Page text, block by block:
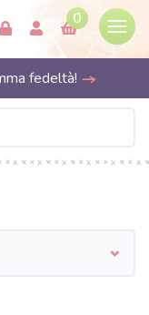
0
fedeltà!